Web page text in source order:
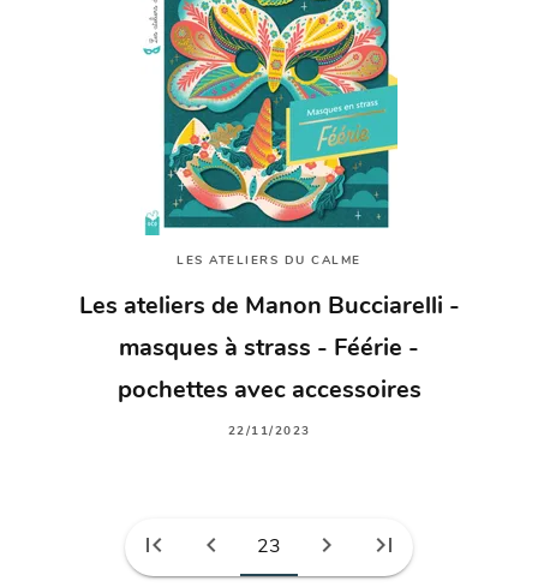
LES ATELIERS DU CALME
Les ateliers de Manon Bucciarelli -
masques à strass - Féérie -
pochettes avec accessoires
22/11/2023
first_page chevron_left 23 chevron_right last_page